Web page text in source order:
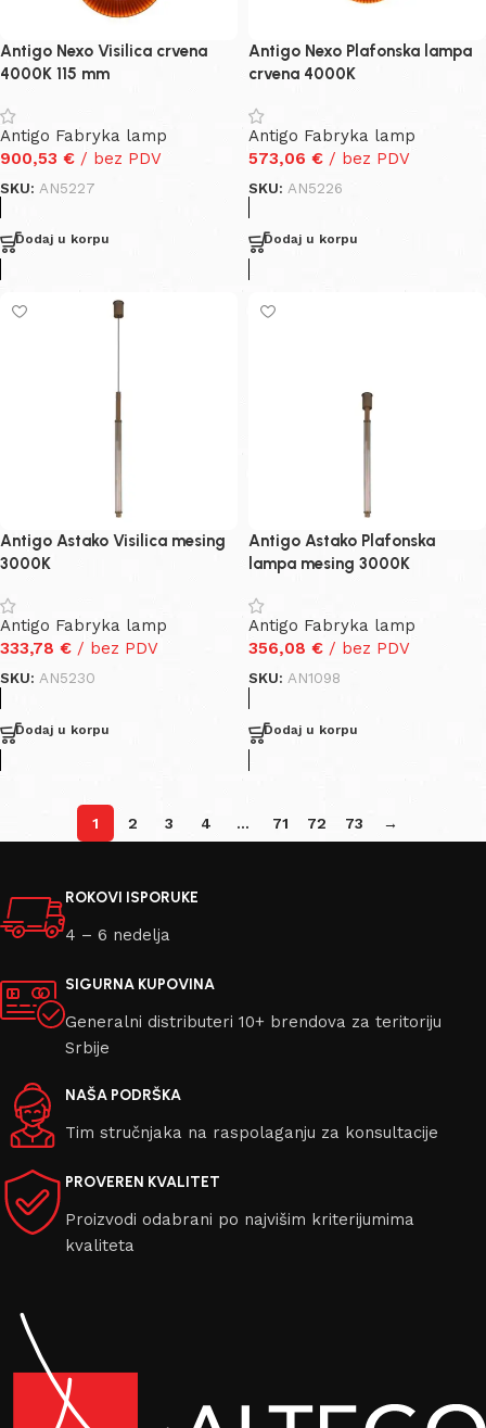
Antigo Nexo Visilica crvena
4000K 115 mm
Antigo Fabryka lamp
900,53 € / bez PDV
SKU: AN5227
Dodaj u korpu
Antigo Nexo Plafonska lampa
crvena 4000K
Antigo Fabryka lamp
573,06 € / bez PDV
SKU: AN5226
Dodaj u korpu
Antigo Astako Visilica mesing
3000K
Antigo Fabryka lamp
333,78 € / bez PDV
SKU: AN5230
Dodaj u korpu
Antigo Astako Plafonska
lampa mesing 3000K
Antigo Fabryka lamp
356,08 € / bez PDV
SKU: AN1098
Dodaj u korpu
1 2 3 4 … 71 72 73 →
ROKOVI ISPORUKE
4 – 6 nedelja
SIGURNA KUPOVINA
Generalni distributeri 10+ brendova za teritoriju
Srbije
NAŠA PODRŠKA
Tim stručnjaka na raspolaganju za konsultacije
PROVEREN KVALITET
Proizvodi odabrani po najvišim kriterijumima
kvaliteta